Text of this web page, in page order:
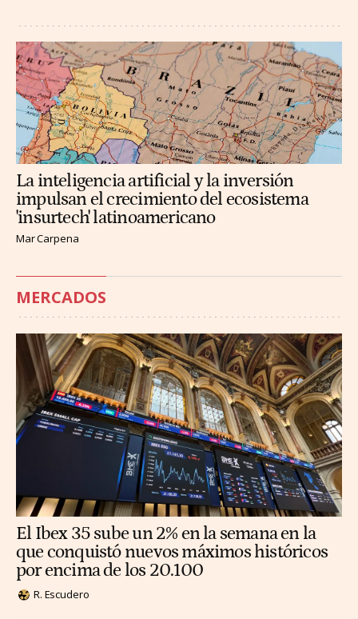
La inteligencia artificial y la inversión
impulsan el crecimiento del ecosistema
'insurtech' latinoamericano
Mar Carpena
MERCADOS
El Ibex 35 sube un 2% en la semana en la
que conquistó nuevos máximos históricos
por encima de los 20.100
R. Escudero